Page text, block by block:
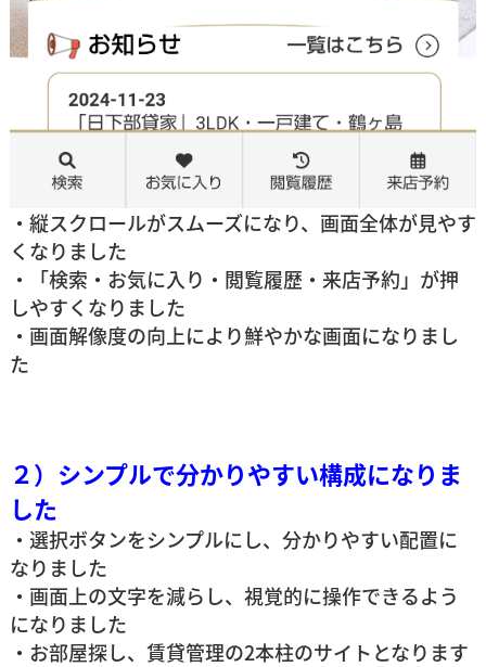
・縦スクロールがスムーズになり、画面全体が見やす
くなりました
・「検索・お気に入り・閲覧履歴・来店予約」が押
しやすくなりました
・画面解像度の向上により鮮やかな画面になりまし
た
２）シンプルで分かりやすい構成になりま
した
・選択ボタンをシンプルにし、分かりやすい配置に
なりました
・画面上の文字を減らし、視覚的に操作できるよう
になりました
・お部屋探し、賃貸管理の2本柱のサイトとなります